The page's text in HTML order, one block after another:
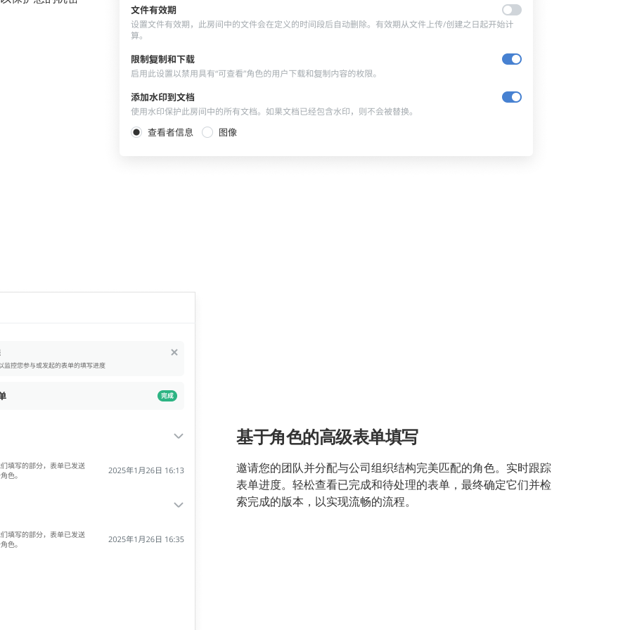
基于角色的高级表单填写
邀请您的团队并分配与公司组织结构完美匹配的角色。实时跟踪
表单进度。轻松查看已完成和待处理的表单，最终确定它们并检
索完成的版本，以实现流畅的流程。